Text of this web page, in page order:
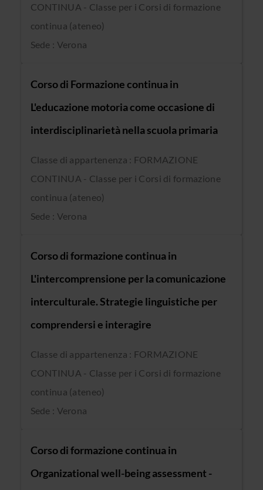
CONTINUA - Classe per i Corsi di formazione
continua (ateneo)
Sede : Verona
Corso di Formazione continua in
L'educazione motoria come occasione di
interdisciplinarietà nella scuola primaria
Classe di appartenenza : FORMAZIONE
CONTINUA - Classe per i Corsi di formazione
continua (ateneo)
Sede : Verona
Corso di formazione continua in
L'intercomprensione per la comunicazione
interculturale. Strategie linguistiche per
comprendersi e interagire
Classe di appartenenza : FORMAZIONE
CONTINUA - Classe per i Corsi di formazione
continua (ateneo)
Sede : Verona
Corso di formazione continua in
Organizational well-being assessment -